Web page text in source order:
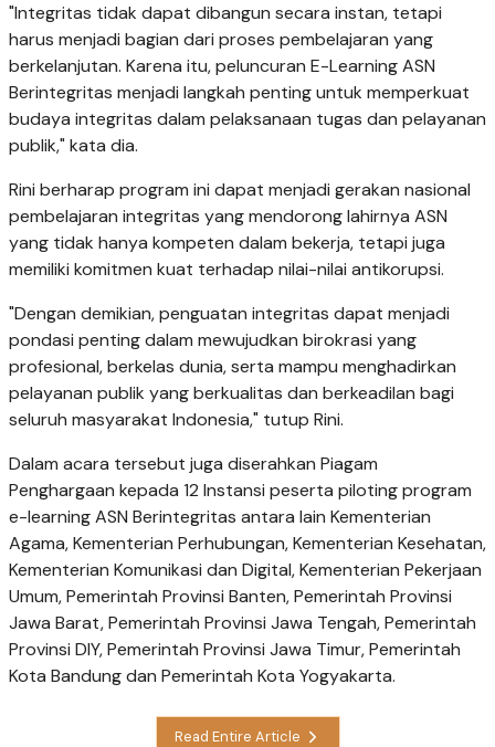
"Integritas tidak dapat dibangun secara instan, tetapi
harus menjadi bagian dari proses pembelajaran yang
berkelanjutan. Karena itu, peluncuran E-Learning ASN
Berintegritas menjadi langkah penting untuk memperkuat
budaya integritas dalam pelaksanaan tugas dan pelayanan
publik," kata dia.
Rini berharap program ini dapat menjadi gerakan nasional
pembelajaran integritas yang mendorong lahirnya ASN
yang tidak hanya kompeten dalam bekerja, tetapi juga
memiliki komitmen kuat terhadap nilai-nilai antikorupsi.
"Dengan demikian, penguatan integritas dapat menjadi
pondasi penting dalam mewujudkan birokrasi yang
profesional, berkelas dunia, serta mampu menghadirkan
pelayanan publik yang berkualitas dan berkeadilan bagi
seluruh masyarakat Indonesia," tutup Rini.
Dalam acara tersebut juga diserahkan Piagam
Penghargaan kepada 12 Instansi peserta piloting program
e-learning ASN Berintegritas antara lain Kementerian
Agama, Kementerian Perhubungan, Kementerian Kesehatan,
Kementerian Komunikasi dan Digital, Kementerian Pekerjaan
Umum, Pemerintah Provinsi Banten, Pemerintah Provinsi
Jawa Barat, Pemerintah Provinsi Jawa Tengah, Pemerintah
Provinsi DIY, Pemerintah Provinsi Jawa Timur, Pemerintah
Kota Bandung dan Pemerintah Kota Yogyakarta.
Read Entire Article